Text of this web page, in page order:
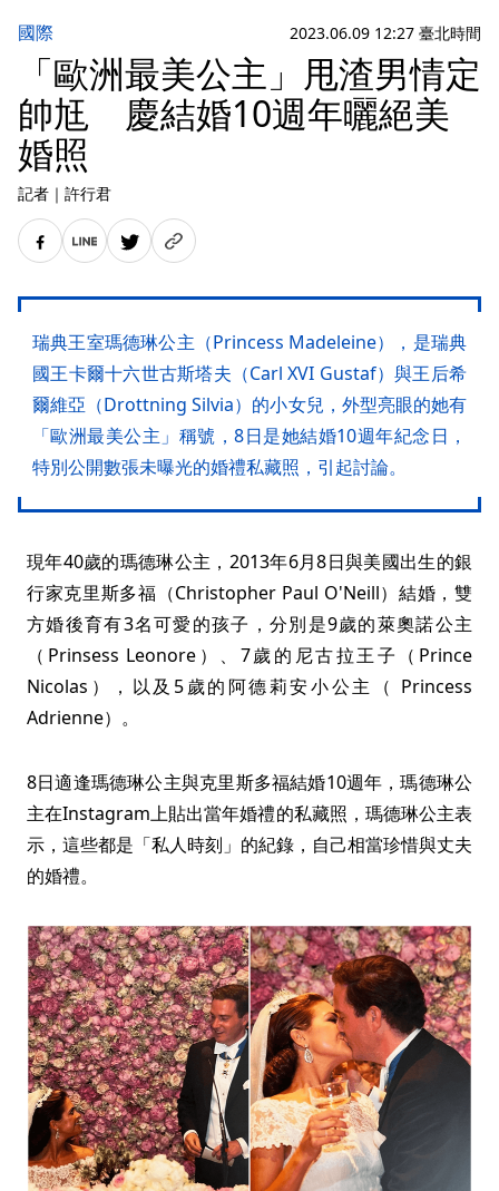
國際 2023.06.09 12:27 臺北時間
「歐洲最美公主」甩渣男情定
帥尪 慶結婚10週年曬絕美
婚照
記者 ｜ 許行君
瑞典王室瑪德琳公主（Princess Madeleine），是瑞典
國王卡爾十六世古斯塔夫（Carl XVI Gustaf）與王后希
爾維亞（Drottning Silvia）的小女兒，外型亮眼的她有
「歐洲最美公主」稱號，8日是她結婚10週年紀念日，
特別公開數張未曝光的婚禮私藏照，引起討論。
現年40歲的瑪德琳公主，2013年6月8日與美國出生的銀
行家克里斯多福（Christopher Paul O'Neill）結婚，雙
方婚後育有3名可愛的孩子，分別是9歲的萊奧諾公主
（Prinsess Leonore）、7歲的尼古拉王子（Prince
Nicolas），以及5歲的阿德莉安小公主（ Princess
Adrienne）。
8日適逢瑪德琳公主與克里斯多福結婚10週年，瑪德琳公
主在Instagram上貼出當年婚禮的私藏照，瑪德琳公主表
示，這些都是「私人時刻」的紀錄，自己相當珍惜與丈夫
的婚禮。